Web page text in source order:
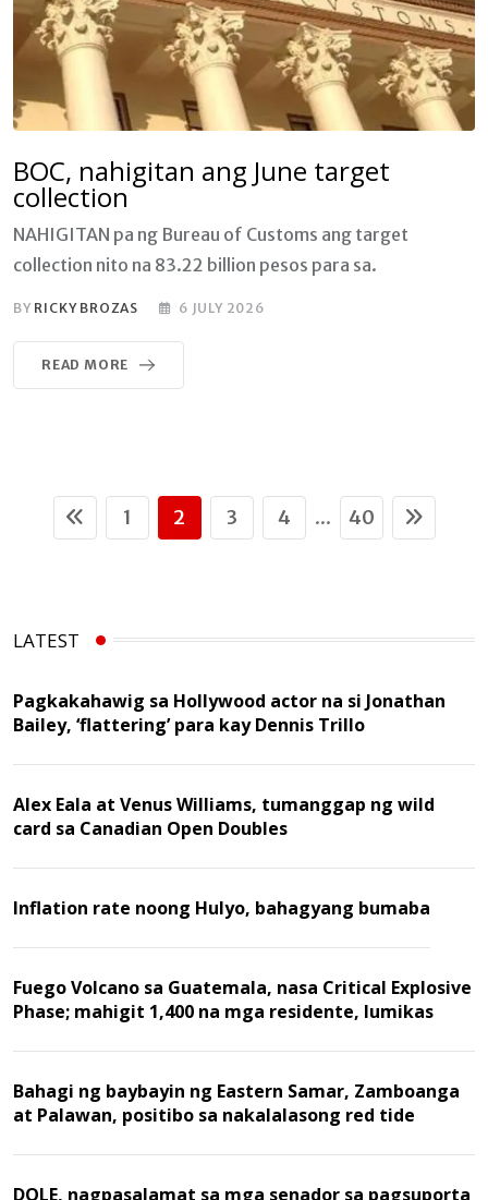
BOC, nahigitan ang June target
collection
NAHIGITAN pa ng Bureau of Customs ang target
collection nito na 83.22 billion pesos para sa.
BY RICKY BROZAS 6 JULY 2026
READ MORE
1 2 3 4 ... 40
LATEST
Pagkakahawig sa Hollywood actor na si Jonathan
Bailey, ‘flattering’ para kay Dennis Trillo
Alex Eala at Venus Williams, tumanggap ng wild
card sa Canadian Open Doubles
Inflation rate noong Hulyo, bahagyang bumaba
Fuego Volcano sa Guatemala, nasa Critical Explosive
Phase; mahigit 1,400 na mga residente, lumikas
Bahagi ng baybayin ng Eastern Samar, Zamboanga
at Palawan, positibo sa nakalalasong red tide
DOLE, nagpasalamat sa mga senador sa pagsuporta